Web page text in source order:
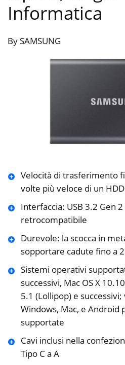
Informatica
By SAMSUNG
Velocità di trasferimento
volte più veloce di un
Interfaccia: USB 3.2 Gen
retrocompatibile
Durevole: la scocca in
sopportare cadute fino a
Sistemi operativi
successivi, Mac OS X
5.1 (Lollipop) e
Windows, Mac, e
supportate
Cavi inclusi nella
Tipo C a A